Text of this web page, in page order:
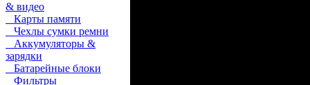
& видео
Карты памяти
Чехлы сумки ремни
Аккумуляторы &
зарядки
Батарейные блоки
Фильтры